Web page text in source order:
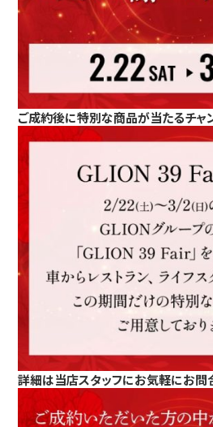
ご成約後に特別な商品が当たるチャ
詳細は当店スタッフにお気軽にお問